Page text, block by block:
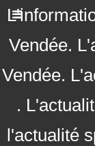
Vendée.
Vendée.
.
l'actualité